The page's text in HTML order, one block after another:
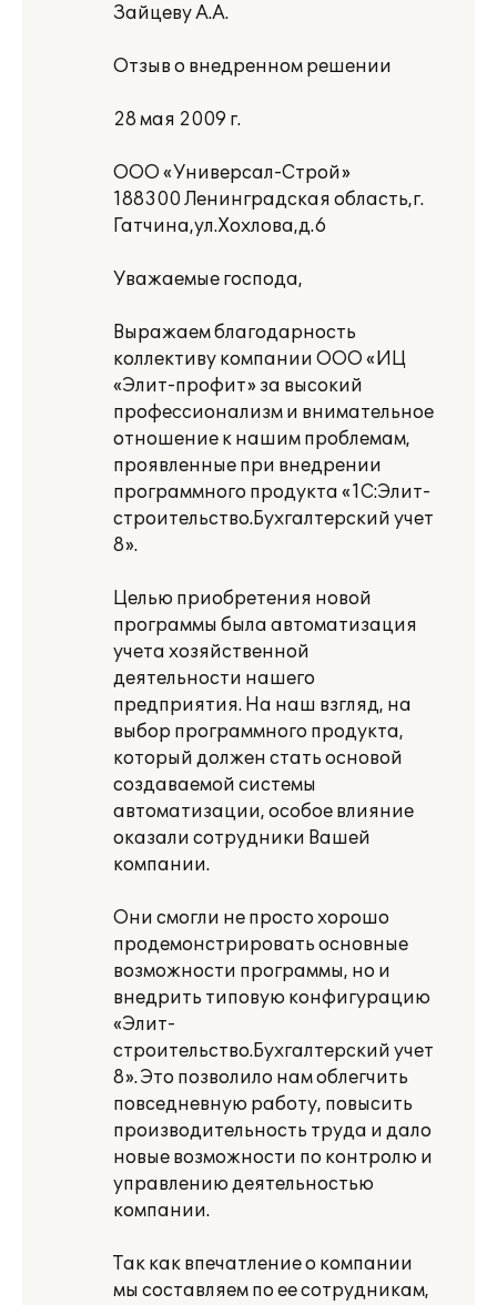
Зайцеву А.А.
Отзыв о внедренном решении
28 мая 2009 г.
ООО «Универсал-Строй»
188300 Ленинградская область,г.
Гатчина,ул.Хохлова,д.6
Уважаемые господа,
Выражаем благодарность
коллективу компании ООО «ИЦ
«Элит-профит» за высокий
профессионализм и внимательное
отношение к нашим проблемам,
проявленные при внедрении
программного продукта «1С:Элит-
строительство.Бухгалтерский учет
8».
Целью приобретения новой
программы была автоматизация
учета хозяйственной
деятельности нашего
предприятия. На наш взгляд, на
выбор программного продукта,
который должен стать основой
создаваемой системы
автоматизации, особое влияние
оказали сотрудники Вашей
компании.
Они смогли не просто хорошо
продемонстрировать основные
возможности программы, но и
внедрить типовую конфигурацию
«Элит-
строительство.Бухгалтерский учет
8». Это позволило нам облегчить
повседневную работу, повысить
производительность труда и дало
новые возможности по контролю и
управлению деятельностью
компании.
Так как впечатление о компании
мы составляем по ее сотрудникам,